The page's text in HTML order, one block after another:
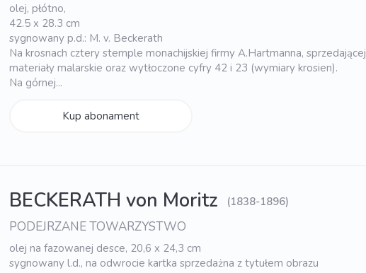
olej, płótno,
42.5 x 28.3 cm
sygnowany p.d.: M. v. Beckerath
Na krosnach cztery stemple monachijskiej firmy A.Hartmanna, sprzedającej
materiały malarskie oraz wytłoczone cyfry 42 i 23 (wymiary krosien).
Na górnej...
Kup abonament
BECKERATH von Moritz (1838-1896)
PODEJRZANE TOWARZYSTWO
olej na fazowanej desce, 20,6 x 24,3 cm
sygnowany l.d., na odwrocie kartka sprzedażna z tytułem obrazu